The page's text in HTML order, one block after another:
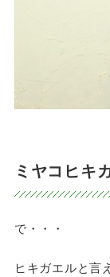
ミヤコヒキ
で・・・
ヒキガエルと言